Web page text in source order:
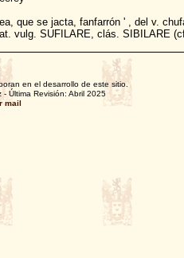
que se jacta, fanfarrón ' , del v.
vulg. SUFILARE, clás. SIBILARE
en el desarrollo de este sitio.
Última Revisión: Abril 2025
mail